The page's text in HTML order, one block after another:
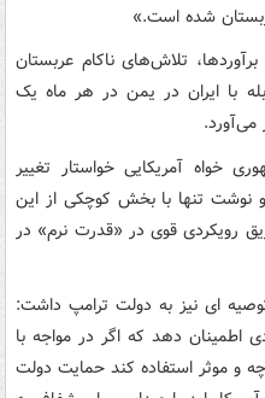
شده است.»
تلاش‌های ناکام عربستان
با ایران در یمن در هر ماه یک
می‌آورد.
خواه آمریکایی خواستار تغییر
و نوشت تنها با بخش کوچکی از این
رویکردی قوی در «قدرت نرم» در
ای نیز به دولت ترامپ داشت:
اطمینان دهد که اگر در مواجه با
و موثر استفاده کند حمایت دولت